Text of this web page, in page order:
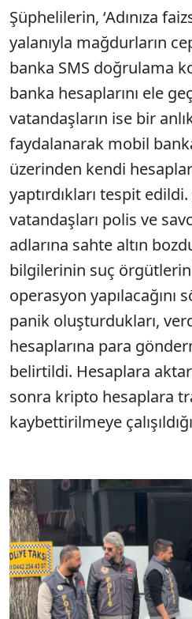
Şüphelilerin, ‘Adınıza
yalanıyla mağdurların
banka SMS doğrulama
banka hesaplarını ele
vatandaşların ise bir
faydalanarak mobil
üzerinden kendi
yaptırdıkları tespit
vatandaşları polis ve
adlarına sahte altın
bilgilerinin suç
operasyon yapılacağını
panik oluşturdukları,
hesaplarına para
belirtildi. Hesaplara
sonra kripto hesaplara
kaybettirilmeye